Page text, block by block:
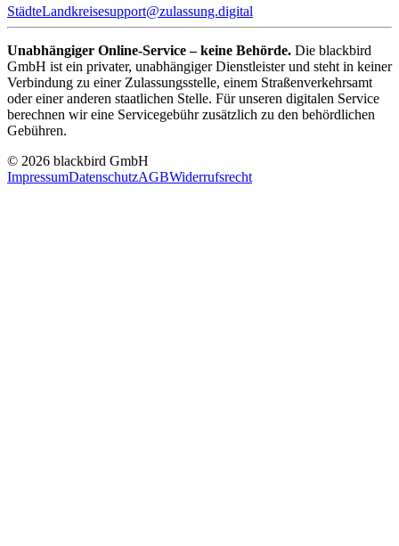
StädteLandkreisesupport@zulassung.digital
Unabhängiger Online-Service – keine Behörde. Die blackbird
GmbH ist ein privater, unabhängiger Dienstleister und steht in keiner
Verbindung zu einer Zulassungsstelle, einem Straßenverkehrsamt
oder einer anderen staatlichen Stelle. Für unseren digitalen Service
berechnen wir eine Servicegebühr zusätzlich zu den behördlichen
Gebühren.
© 2026 blackbird GmbH
ImpressumDatenschutzAGBWiderrufsrecht